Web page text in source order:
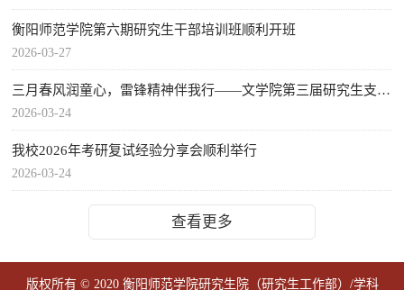
衡阳师范学院第六期研究生干部培训班顺利开班
2026-03-27
三月春风润童心，雷锋精神伴我行——文学院第三届研究生支教...
2026-03-24
我校2026年考研复试经验分享会顺利举行
2026-03-24
查看更多
版权所有 © 2020 衡阳师范学院研究生院（研究生工作部）/学科